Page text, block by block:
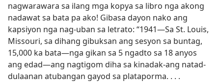
nagwarawara sa ilang mga kopya sa libro nga akong
nadawat sa bata pa ako! Gibasa dayon nako ang
kapsiyon nga nag-uban sa letrato: “1941—Sa St. Louis,
Missouri, sa dihang gibuksan ang sesyon sa buntag,
15,000 ka bata—nga gikan sa 5 ngadto sa 18 anyos
ang edad—ang nagtigom diha sa kinadak-ang natad-
dulaanan atubangan gayod sa plataporma. . . .